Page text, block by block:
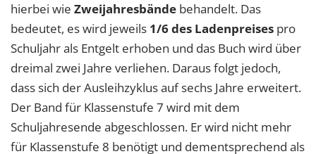
hierbei wie Zweijahresbände behandelt. Das
bedeutet, es wird jeweils 1/6 des Ladenpreises pro
Schuljahr als Entgelt erhoben und das Buch wird über
dreimal zwei Jahre verliehen. Daraus folgt jedoch,
dass sich der Ausleihzyklus auf sechs Jahre erweitert.
Der Band für Klassenstufe 7 wird mit dem
Schuljahresende abgeschlossen. Er wird nicht mehr
für Klassenstufe 8 benötigt und dementsprechend als